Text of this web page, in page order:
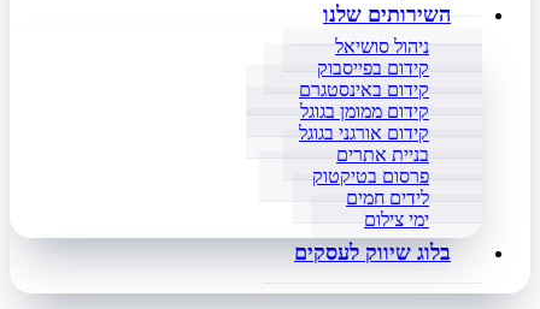
השירותים שלנו
ניהול סושיאל
קידום בפייסבוק
קידום באינסטגרם
קידום ממומן בגוגל
קידום אורגני בגוגל
בניית אתרים
פרסום בטיקטוק
לידים חמים
ימי צילום
בלוג שיווק לעסקים